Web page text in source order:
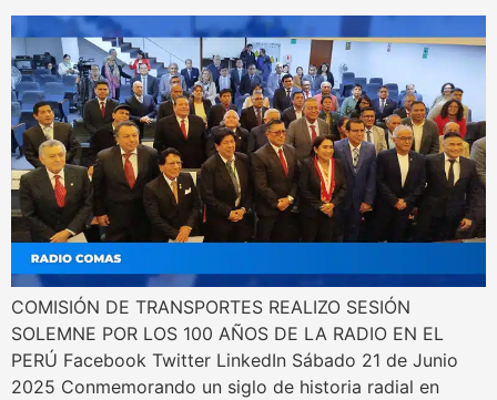
COMISIÓN DE TRANSPORTES REALIZO SESIÓN
SOLEMNE POR LOS 100 AÑOS DE LA RADIO EN EL
PERÚ Facebook Twitter LinkedIn Sábado 21 de Junio
2025 Conmemorando un siglo de historia radial en